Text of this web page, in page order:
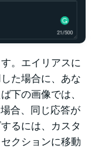
。エイリアスに
た場合に、あな
下の画像では、
合、同じ応答が
るには、カスタ
クションに移動